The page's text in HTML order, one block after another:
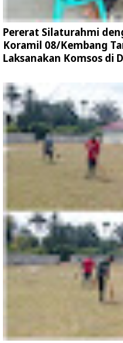
Pererat Silaturahmi
Koramil 08/Kembang
Laksanakan Komsos di